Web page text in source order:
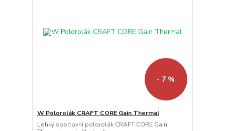
- 7 %
W Polorolák CRAFT CORE Gain Thermal
Lehký sportovní polorolák CRAFT CORE Gain